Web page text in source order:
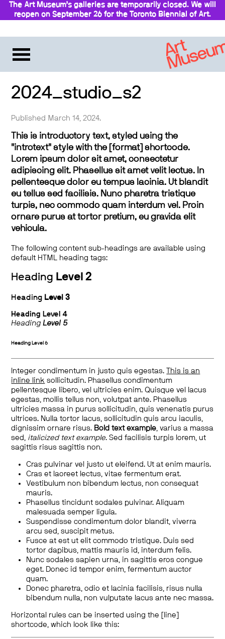
The Art Museum’s galleries are temporarily closed. We will
reopen on September 26 for the Toronto Biennial of Art.
2024_studio_s2
Published March 14, 2024.
This is introductory text, styled using the
"introtext" style with the [format] shortcode.
Lorem ipsum dolor sit amet, consectetur
adipiscing elit. Phasellus sit amet velit lectus. In
pellentesque dolor eu tempus lacinia. Ut blandit
eu tellus sed facilisis. Nunc pharetra tristique
turpis, nec commodo quam interdum vel. Proin
ornare purus at tortor pretium, eu gravida elit
vehicula.
The following content sub-headings are available using
default HTML heading tags:
Heading Level 2
Heading Level 3
Heading Level 4
HeadingLevel 5
Heading Level 6
Integer condimentum in justo quis egestas.
This is an
inline link sollicitudin. Phasellus condimentum
pellentesque libero, vel ultricies enim. Quisque vel lacus
egestas, mollis tellus non, volutpat ante. Phasellus
ultricies massa in purus sollicitudin, quis venenatis purus
ultrices. Nulla tortor lacus, sollicitudin quis arcu iaculis,
dignissim ornare risus. Bold text example, varius a massa
sed, italicized text example. Sed facilisis turpis lorem, ut
sagittis risus sagittis non.
Cras pulvinar vel justo ut eleifend. Ut at enim mauris.
Cras et laoreet lectus, vitae fermentum erat.
Vestibulum non bibendum lectus, non consequat
mauris.
Phasellus tincidunt sodales pulvinar. Aliquam
malesuada semper ligula.
Suspendisse condimentum dolor blandit, viverra
arcu sed, suscipit metus.
Fusce at est ut elit commodo tristique. Duis sed
tortor dapibus, mattis mauris id, interdum felis.
Nunc sodales sapien urna, in sagittis eros congue
eget. Donec id tempor enim, fermentum auctor
quam.
Donec pharetra, odio et lacinia facilisis, risus nulla
bibendum nulla, non vulputate lacus ante nec massa.
Horizontal rules can be inserted using the [line]
shortcode, which look like this: